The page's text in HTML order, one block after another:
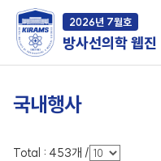
2026년 7월호
방사선의학 웹진
국내행사
Total : 453개 /